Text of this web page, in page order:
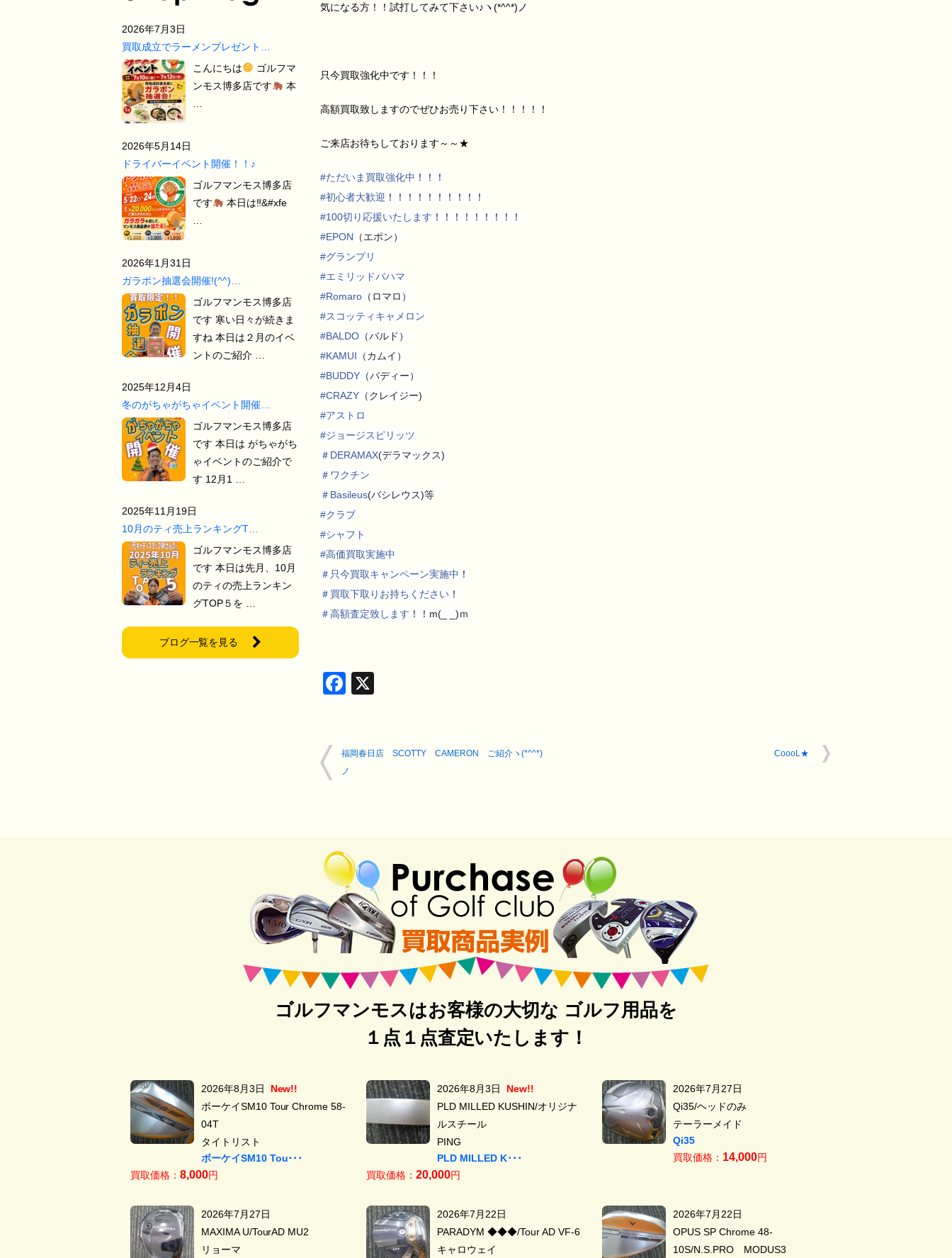
気になる方！！試打してみて下さい♪ヽ(*^^*)ノ
只今買取強化中です！！！
高額買取致しますのでぜひお売り下さい！！！！！
ご来店お待ちしております～～★
#ただいま買取強化中 ！！！
#初心者大歓迎 ！！！！！！！！！！
#100切り応援いたします ！！！！！！！！！
#EPON （エポン）
#グランプリ
#エミリッドバハマ
#Romaro （ロマロ）
#スコッティキャメロン
#BALDO （バルド）
#KAMUI （カムイ）
#BUDDY （バディー）
#CRAZY （クレイジー)
#アストロ
#ジョージスピリッツ
＃ DERAMAX(デラマックス)
＃ ワクチン
＃ Basileus(バシレウス)等
#クラブ
#シャフト
#高価買取実施中
＃ 只今買取キャンペーン実施中 ！
＃ 買取下取りお持ちください ！
＃高額査定致します ！！m(_ _)ｍ
Facebook
福岡春日店 SCOTTY CAMERON ご紹介ヽ(*^^*)
ノ
CoooL★
2026年7月3日
買取成立でラーメンプレゼント…
こんにちは
ゴルフマ
ンモス博多店です
本
2026年5月14日
ドライバーイベント開催！！♪
ゴルフマンモス博多店
です
本日は‼&#xfe
2026年1月31日
ガラポン抽選会開催!(^^)…
ゴルフマンモス博多店
です 寒い日々が続きま
すね 本日は２月のイベ
ントのご紹介 …
2025年12月4日
冬のがちゃがちゃイベント開催…
ゴルフマンモス博多店
です 本日は がちゃがち
ゃイベントのご紹介で
す 12月1 …
2025年11月19日
10月のティ売上ランキングT…
ゴルフマンモス博多店
です 本日は先月、10月
のティの売上ランキン
グTOP５を …
ブログ一覧を見る
ゴルフマンモスはお客様の大切な ゴルフ用品を
１点１点査定いたします！
2026年8月3日
New!!
ボーケイSM10 Tour Chrome 58-
04T
タイトリスト
ボーケイSM10 Tou･･･
買取価格： 8,000円
2026年8月3日
New!!
PLD MILLED KUSHIN/オリジナ
ルスチール
PING
PLD MILLED K･･･
買取価格： 20,000円
2026年7月27日
Qi35/ヘッドのみ
テーラーメイド
Qi35
買取価格： 14,000円
2026年7月27日
MAXIMA U/TourAD MU2
リョーマ
2026年7月22日
PARADYM ◆◆◆/Tour AD VF-6
キャロウェイ
2026年7月22日
OPUS SP Chrome 48-
10S/N.S.PRO MODUS3